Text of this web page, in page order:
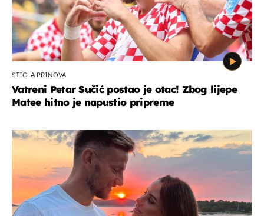
STIGLA PRINOVA
Vatreni Petar Sučić postao je otac! Zbog lijepe
Matee hitno je napustio pripreme